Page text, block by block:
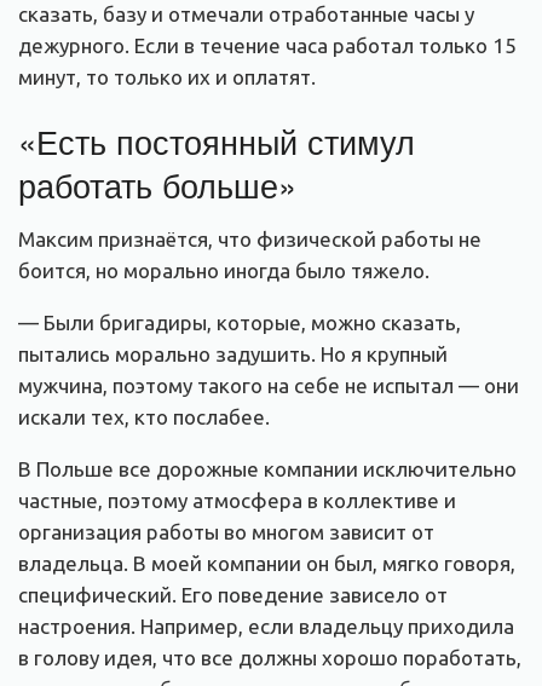
сказать, базу и отмечали отработанные часы у
дежурного. Если в течение часа работал только 15
минут, то только их и оплатят.
«Есть постоянный стимул
работать больше»
Максим признаётся, что физической работы не
боится, но морально иногда было тяжело.
— Были бригадиры, которые, можно сказать,
пытались морально задушить. Но я крупный
мужчина, поэтому такого на себе не испытал — они
искали тех, кто послабее.
В Польше все дорожные компании исключительно
частные, поэтому атмосфера в коллективе и
организация работы во многом зависит от
владельца. В моей компании он был, мягко говоря,
специфический. Его поведение зависело от
настроения. Например, если владельцу приходила
в голову идея, что все должны хорошо поработать,